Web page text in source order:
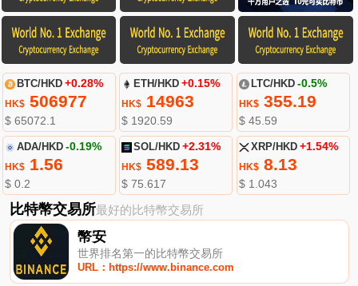
BTC/HKD +0.28%
HK$506977
$ 65072.1
ETH/HKD +0.15%
HK$ 14963
$ 1920.59
LTC/HKD -0.5%
HK$355.19
$ 45.59
ADA/HKD -0.19%
HK$1.56
$ 0.2
SOL/HKD +2.31%
HK$ 589.13
$ 75.617
XRP/HKD +1.54%
HK$8.13
$ 1.043
比特幣交易所最好的比特幣交易所
幣安
世界排名第一的比特幣交易所
URL：https://www.binance.com